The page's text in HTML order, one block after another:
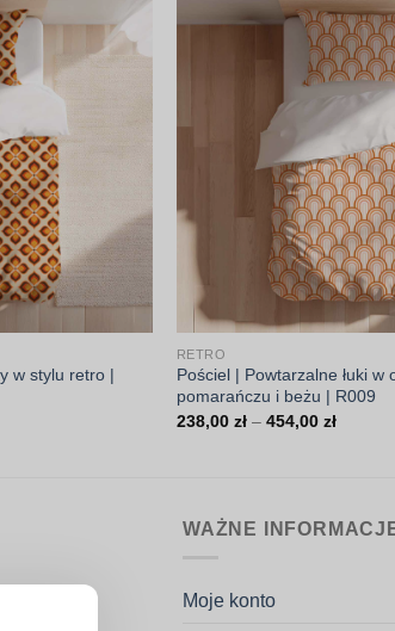
w stylu retro |
RETRO
Pościel | Powtarzalne łuki w
pomarańczu i beżu | R009
238,00 zł – 454,00 złZakres
WAŻNE
Moje konto